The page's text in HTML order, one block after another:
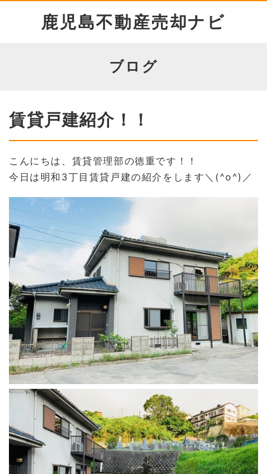
鹿児島不動産売却ナビ
ブログ
賃貸戸建紹介！！
こんにちは、賃貸管理部の徳重です！！
今日は明和3丁目賃貸戸建の紹介をします＼(^o^)／